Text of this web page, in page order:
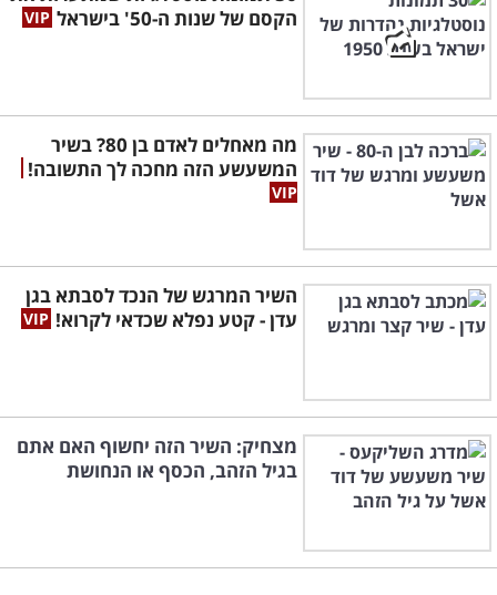
הקסם של שנות ה-50' בישראל
מה מאחלים לאדם בן 80? בשיר
המשעשע הזה מחכה לך התשובה!
השיר המרגש של הנכד לסבתא בגן
עדן - קטע נפלא שכדאי לקרוא!
מצחיק: השיר הזה יחשוף האם אתם
בגיל הזהב, הכסף או הנחושת